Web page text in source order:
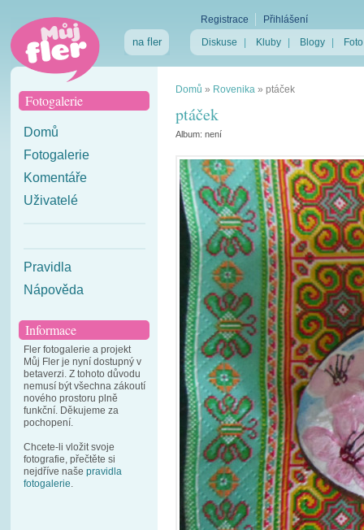
na fler
Registrace
Přihlášení
Diskuse
Kluby Blogy Foto
Fotogalerie
Domů
Fotogalerie
Komentáře
Uživatelé
Pravidla
Nápověda
Informace
Fler fotogalerie a projekt
Můj Fler je nyní dostupný v
betaverzi. Z tohoto důvodu
nemusí být všechna zákoutí
nového prostoru plně
funkční. Děkujeme za
pochopení.
Chcete-li vložit svoje
fotografie, přečtěte si
nejdříve naše pravidla
fotogalerie.
Domů » Rovenika » ptáček
ptáček
Album: není